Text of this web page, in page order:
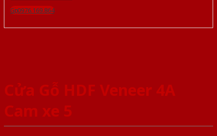
Gọi 0976.169.864
Cửa Gỗ HDF Veneer 4A
Cam xe 5